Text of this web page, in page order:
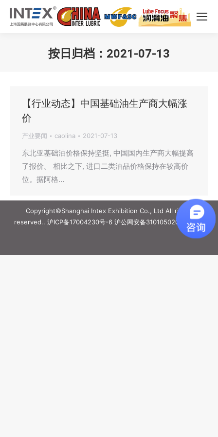
按日归档： 2021-07-13
【行业动态】中国基础油生产商大幅涨
价
产业要闻 caolina 2021-07-13
东北亚基础油价格保持坚挺, 中国国内生产商大幅提高
了报价。 相比之下, 进口二类油品价格保持在较高价
位。据阿格…
Copyright©Shanghai Intex Exhibition Co., Ltd All rights
reserved.. 沪ICP备17004230号-6沪公网安备31010502006887号